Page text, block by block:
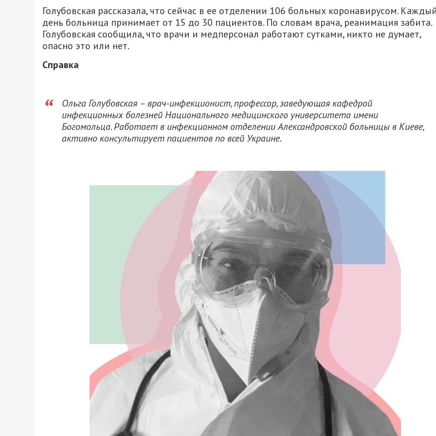
Голубовская рассказала, что сейчас в ее отделении 106 больных коронавирусом.
день больница принимает от 15 до 30 пациентов. По словам врача, реанимация забита.
Голубовская сообщила, что врачи и медперсонал работают сутками, никто не думает,
опасно это или нет.
Справка
Ольга Голубовская – врач-инфекционист, профессор, заведующая кафедрой
инфекционных болезней Национального медицинского университета имени
Богомольца. Работает в инфекционном отделении Александровской больницы в Киеве,
активно консультирует пациентов по всей Украине.